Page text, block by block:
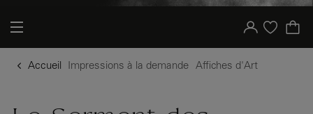
Votre compte
Liste d'achat
Accueil Impressions à la demande Affiches d'Art